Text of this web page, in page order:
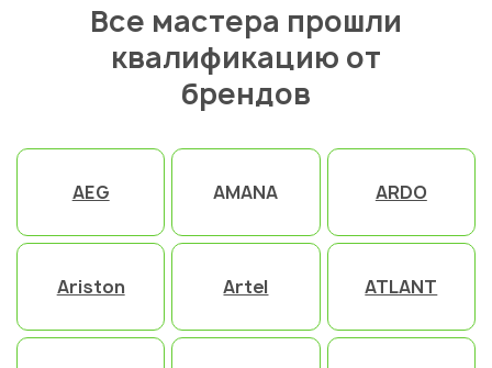
Все мастера прошли
квалификацию от
брендов
AEG AMANA ARDO
Ariston Artel ATLANT